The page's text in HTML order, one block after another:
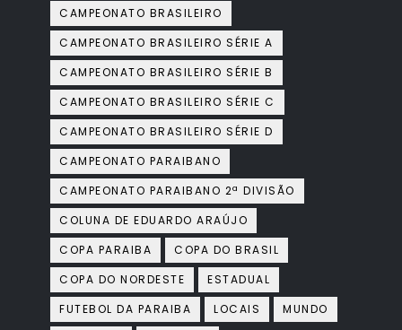
CAMPEONATO BRASILEIRO
CAMPEONATO BRASILEIRO SÉRIE A
CAMPEONATO BRASILEIRO SÉRIE B
CAMPEONATO BRASILEIRO SÉRIE C
CAMPEONATO BRASILEIRO SÉRIE D
CAMPEONATO PARAIBANO
CAMPEONATO PARAIBANO 2ª DIVISÃO
COLUNA DE EDUARDO ARAÚJO
COPA PARAIBA
COPA DO BRASIL
COPA DO NORDESTE
ESTADUAL
FUTEBOL DA PARAIBA
LOCAIS
MUNDO